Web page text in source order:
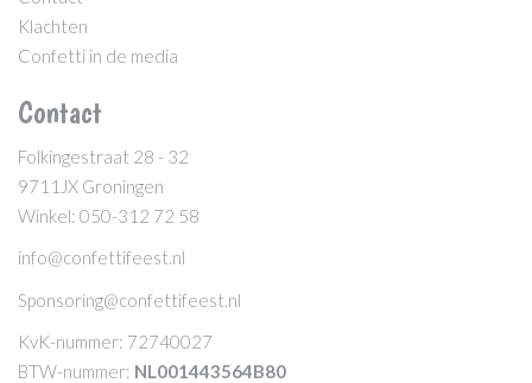
Klachten
Confetti in de media
Contact
Folkingestraat 28 - 32
9711JX Groningen
Winkel: 050-312 72 58
info@confettifeest.nl
Sponsoring@confettifeest.nl
KvK-nummer: 72740027
BTW-nummer: NL001443564B80